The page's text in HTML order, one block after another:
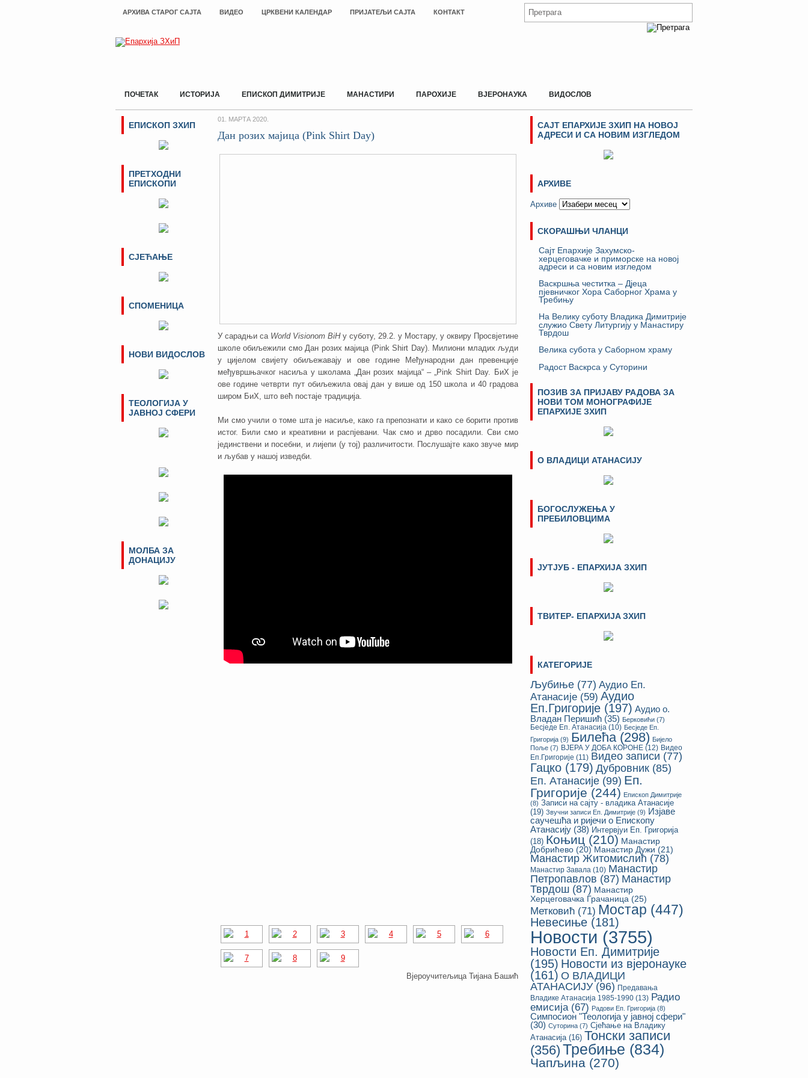
АРХИВА СТАРОГ САЈТА ВИДЕО ЦРКВЕНИ КАЛЕНДАР ПРИЈАТЕЉИ САЈТА КОНТАКТ
ПОЧЕТАК ИСТОРИЈА ЕПИСКОП ДИМИТРИЈЕ МАНАСТИРИ ПАРОХИЈЕ ВЈЕРОНАУКА ВИДОСЛОВ
01. МАРТА 2020.
Дан розих мајица (Pink Shirt Day)
У сарадњи са World Visionom BiHу суботу, 29.2. у Мостару, у оквиру Просвјетине
школе обиљежили смо Дан розих мајица (Pink Shirt Day). Милиони младих људи
у цијелом свијету обиљежавају и ове године Међународни дан превенције
међувршњачког насиља у школама „Дан розих мајица“ – „Pink Shirt Day. БиХ је
ове године четврти пут обиљежила овај дан у више од 150 школа и 40 градова
широм БиХ, што већ постаје традиција.
Ми смо учили о томе шта је насиље, како га препознати и како се борити против
истог. Били смо и креативни и распјевани. Чак смо и дрво посадили. Сви смо
јединствени и посебни, и лијепи (у тој) различитости. Послушајте како звуче мир
и љубав у нашој изведби.
Вјероучитељица Тијана Башић
ЕПИСКОП ЗХИП
ПРЕТХОДНИ
ЕПИСКОПИ
СЈЕЋАЊЕ
СПОМЕНИЦА
НОВИ ВИДОСЛОВ
ТЕОЛОГИЈА У
ЈАВНОЈ СФЕРИ
МОЛБА ЗА
ДОНАЦИЈУ
САЈТ ЕПАРХИЈЕ ЗХИП НА НОВОЈ
АДРЕСИ И СА НОВИМ ИЗГЛЕДОМ
АРХИВЕ
Архиве
СКОРАШЊИ ЧЛАНЦИ
Сајт Епархије Захумско-
херцеговачке и приморске на новој
адреси и са новим изгледом
Васкршња честитка – Дјеца
пјевничког Хора Саборног Храма у
Требињу
На Велику суботу Владика Димитрије
служио Свету Литургију у Манастиру
Тврдош
Велика субота у Саборном храму
Радост Васкрса у Суторини
ПОЗИВ ЗА ПРИЈАВУ РАДОВА ЗА
НОВИ ТОМ МОНОГРАФИЈЕ
ЕПАРХИЈЕ ЗХИП
О ВЛАДИЦИ АТАНАСИЈУ
БОГОСЛУЖЕЊА У
ПРЕБИЛОВЦИМА
ЈУТЈУБ - ЕПАРХИЈА ЗХИП
ТВИТЕР- ЕПАРХИЈA ЗХИП
КАТЕГОРИЈЕ
Љубиње (77) Аудио Еп.
Атанасије (59) Аудио
Еп.Григорије (197) Аудио о.
Владан Перишић (35) Берковићи (7)
Бесједе Еп. Атанасија (10) Бесједе Еп.
Григорија (9) Билећа(298) Бијело
Поље (7) ВЈЕРА У ДОБА КОРОНЕ (12) Видео
Еп.Григорије (11) Видео записи (77)
Гацко (179) Дубровник (85)
Еп. Атанасије (99) Еп.
Григорије (244) Епископ Димитрије
(8) Записи на сајту - владика Атанасије
(19) Звучни записи Еп. Димитрије (9) Изјаве
саучешћа и ријечи о Епископу
Атанасију (38) Интервјуи Еп. Григорија
(18) Коњиц (210) Манастир
Добрићево (20) Манастир Дужи (21)
Манастир Житомислић (78)
Манастир Завала (10) Манастир
Петропавлов (87) Манастир
Тврдош (87) Манастир
Херцеговачка Грачаница (25)
Метковић (71) Мостар (447)
Невесиње (181)
Новости (3755)
Новости Еп. Димитрије
(195) Новости из вјеронауке
(161) О ВЛАДИЦИ
АТАНАСИЈУ(96) Предавања
Владике Атанасија 1985-1990 (13) Радио
емисија(67) Радови Еп. Григорија (8)
Симпосион "Теологија у јавној сфери"
(30) Суторина (7) Сјећање на Владику
Атанасија(16) Тонски записи
(356) Требиње (834)
Чапљина (270)